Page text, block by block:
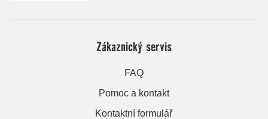
Zákaznický servis
FAQ
Pomoc a kontakt
Kontaktní formulář